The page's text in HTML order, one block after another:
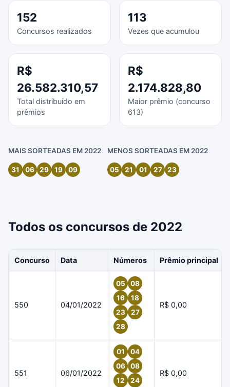
152
Concursos realizados
113
Vezes que acumulou
R$
26.582.310,57
Total distribuído em
prêmios
R$
2.174.828,80
Maior prêmio (concurso
613)
MAIS SORTEADAS EM 2022
31 06 29 19 09
MENOS SORTEADAS EM 2022
05 21 01 27 23
Todos os concursos de 2022
Concurso Data Números Prêmio principal
550 04/01/2022
05
08
16
18
23
27
28
R$ 0,00
551 06/01/2022
01
04
06
08
12
24
R$ 0,00